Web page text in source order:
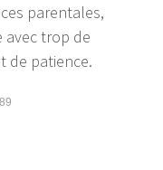
parentales,
trop de
de patience.